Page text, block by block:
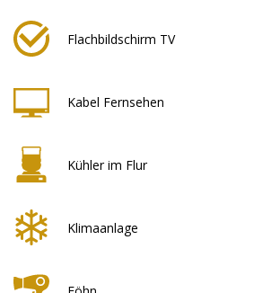
Flachbildschirm TV
Kabel Fernsehen
Kühler im Flur
Klimaanlage